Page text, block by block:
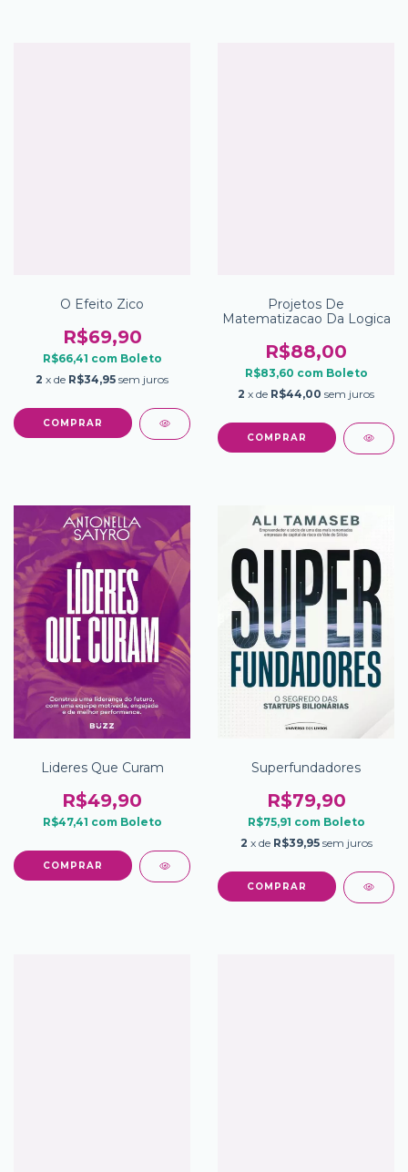
O Efeito Zico
R$69,90
R$66,41 com Boleto
2 x de R$34,95 sem juros
Projetos De
Matematizacao Da Logica
R$88,00
R$83,60 com Boleto
2 x de R$44,00 sem juros
Lideres Que Curam
R$49,90
R$47,41 com Boleto
Superfundadores
R$79,90
R$75,91 com Boleto
2 x de R$39,95 sem juros